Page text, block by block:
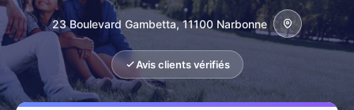
23 Boulevard Gambetta, 11100 Narbonne
Avis clients vérifiés